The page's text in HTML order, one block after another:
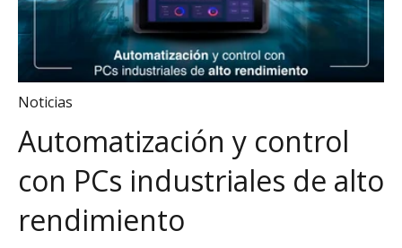
Noticias
Automatización y control
con PCs industriales de alto
rendimiento